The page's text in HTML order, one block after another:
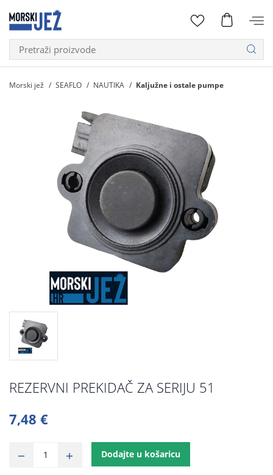
Morski jež SEAFLO NAUTIKA Kaljužne i ostale pumpe
REZERVNI PREKIDAČ ZA SERIJU 51
7,48 €
Dodajte u košaricu